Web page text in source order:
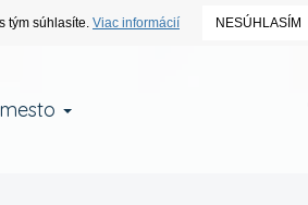
tým súhlasíte. Viac informácií NESÚHLASÍM